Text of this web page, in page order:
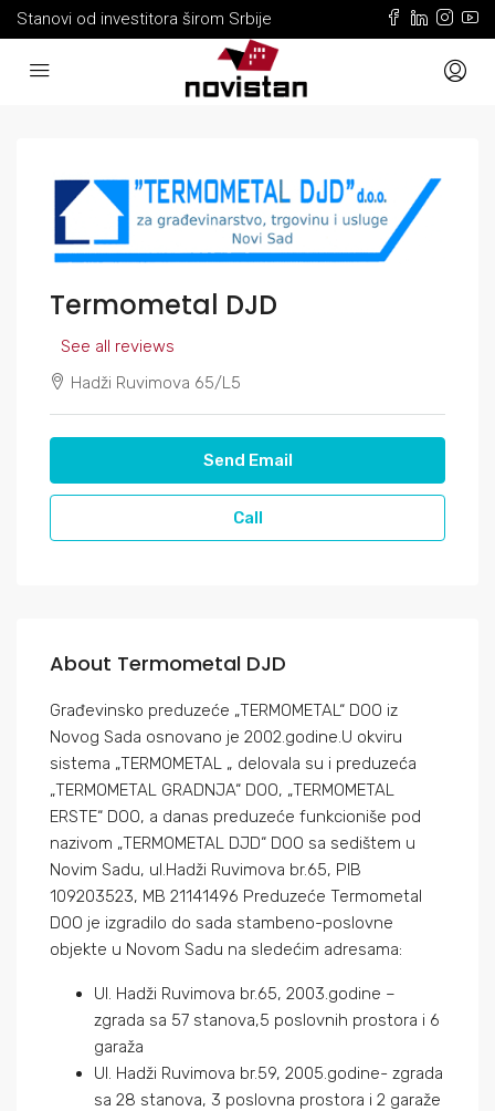
Stanovi od investitora širom Srbije
Termometal DJD
See all reviews
Hadži Ruvimova 65/L5
Send Email
Call
About Termometal DJD
Građevinsko preduzeće „TERMOMETAL“ DOO iz
Novog Sada osnovano je 2002.godine.U okviru
sistema „TERMOMETAL „ delovala su i preduzeća
„TERMOMETAL GRADNJA“ DOO, „TERMOMETAL
ERSTE“ DOO, a danas preduzeće funkcioniše pod
nazivom „TERMOMETAL DJD“ DOO sa sedištem u
Novim Sadu, ul.Hadži Ruvimova br.65, PIB
109203523, MB 21141496 Preduzeće Termometal
DOO je izgradilo do sada stambeno-poslovne
objekte u Novom Sadu na sledećim adresama:
Ul. Hadži Ruvimova br.65, 2003.godine –
zgrada sa 57 stanova,5 poslovnih prostora i 6
garaža
Ul. Hadži Ruvimova br.59, 2005.godine- zgrada
sa 28 stanova, 3 poslovna prostora i 2 garaže